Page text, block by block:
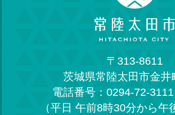
〒313-8611
茨城県常陸太田市金井
電話番号：0294-72-3111
（平日 午前8時30分から午